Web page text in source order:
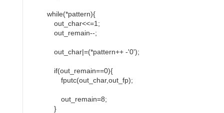
while(*pattern){
out_char<<=1;
out_remain--;
out_char|=(*pattern++ -'0');
if(out_remain==0){
fputc(out_char,out_fp);
out_remain=8;
}